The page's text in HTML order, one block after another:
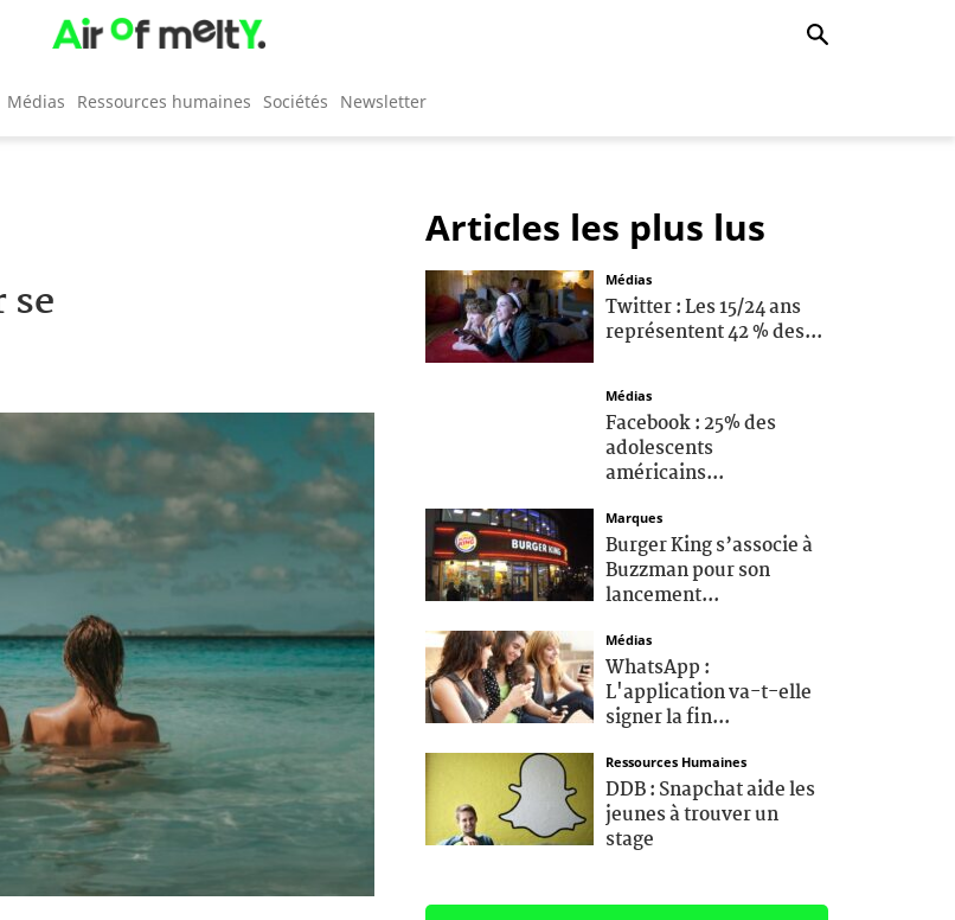
Médias Ressources humaines Sociétés Newsletter
se
Articles les plus lus
Médias
Twitter : Les 15/24 ans
représentent 42 % des...
Médias
Facebook : 25% des
adolescents
américains...
Marques
Burger King s’associe à
Buzzman pour son
lancement...
Médias
WhatsApp :
L'application va-t-elle
signer la fin...
Ressources Humaines
DDB : Snapchat aide les
jeunes à trouver un
stage